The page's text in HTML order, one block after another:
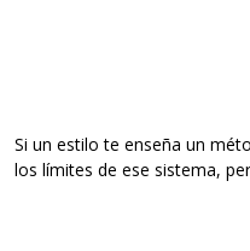
Si un estilo te enseña un
los límites de ese sistema,